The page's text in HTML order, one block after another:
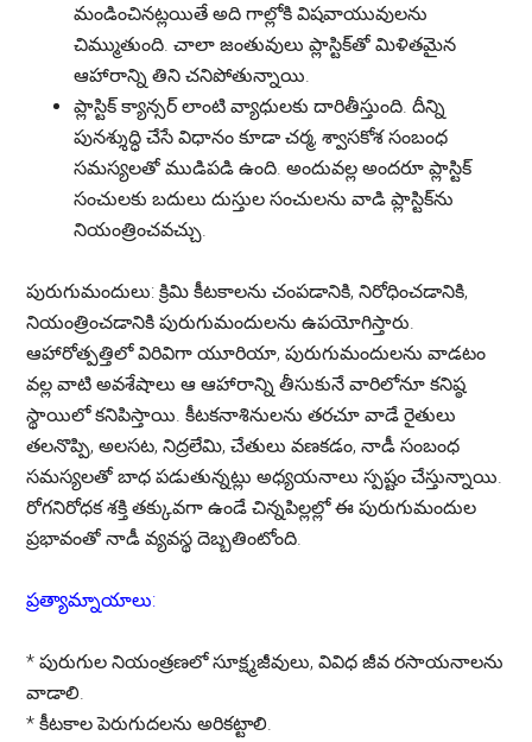
మండించినట్లయితే అది గాల్లోకి విషవాయువులను
చిమ్ముతుంది. చాలా జంతువులు ప్లాస్టిక్‌తో మిళితమైన
ఆహారాన్ని తిని చనిపోతున్నాయి.
ప్లాస్టిక్ క్యాన్సర్ లాంటి వ్యాధులకు దారితీస్తుంది. దీన్ని
పునశ్శుద్ధి చేసే విధానం కూడా చర్మ, శ్వాసకోశ సంబంధ
సమస్యలతో ముడిపడి ఉంది. అందువల్ల అందరూ ప్లాస్టిక్
సంచులకు బదులు దుస్తుల సంచులను వాడి ప్లాస్టిక్‌ను
నియంత్రించవచ్చు.
పురుగుమందులు: క్రిమి కీటకాలను చంపడానికి, నిరోధించడానికి,
నియంత్రించడానికి పురుగుమందులను ఉపయోగిస్తారు.
ఆహారోత్పత్తిలో విరివిగా యూరియా, పురుగుమందులను వాడటం
వల్ల వాటి అవశేషాలు ఆ ఆహారాన్ని తీసుకునే వారిలోనూ కనిష్ఠ
స్థాయిలో కనిపిస్తాయి. కీటకనాశినులను తరచూ వాడే రైతులు
తలనొప్పి, అలసట, నిద్రలేమి, చేతులు వణకడం, నాడీ సంబంధ
సమస్యలతో బాధ పడుతున్నట్లు అధ్యయనాలు స్పష్టం చేస్తున్నాయి.
రోగనిరోధక శక్తి తక్కువగా ఉండే చిన్నపిల్లల్లో ఈ పురుగుమందుల
ప్రభావంతో నాడీ వ్యవస్థ దెబ్బతింటోంది.
ప్రత్యామ్నాయాలు:
* పురుగుల నియంత్రణలో సూక్ష్మజీవులు, వివిధ జీవ రసాయనాలను
వాడాలి.
* కీటకాల పెరుగుదలను అరికట్టాలి.